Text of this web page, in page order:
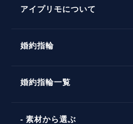
プロポーズアイテム
パーフェクトプロポーズリング
ダイヤモンドの品質とは？
アイプリモについて
婚約指輪
婚約指輪一覧
素材から選ぶ